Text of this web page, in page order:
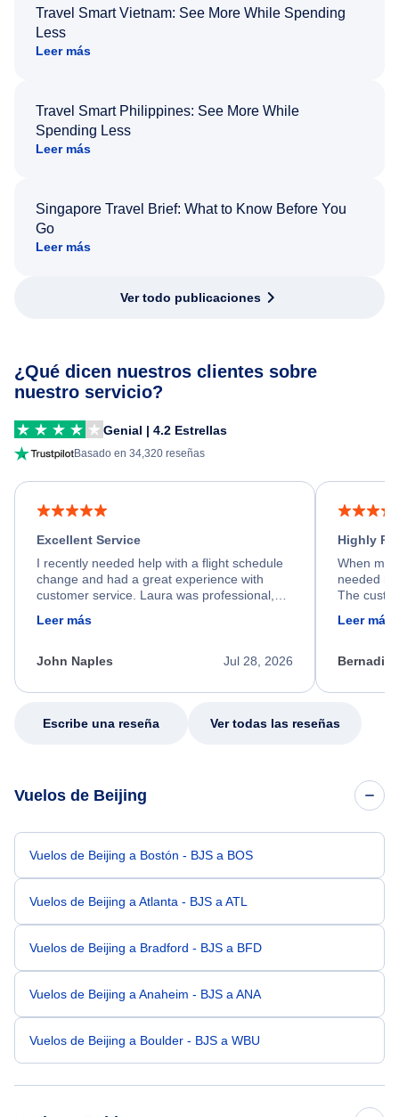
Travel Smart Vietnam: See More While Spending
Less
Leer más
Travel Smart Philippines: See More While
Spending Less
Leer más
Singapore Travel Brief: What to Know Before You
Go
Leer más
Ver todo publicaciones
¿Qué dicen nuestros clientes sobre
nuestro servicio?
Genial | 4.2 Estrellas
Basado en 34,320 reseñas
Excellent Service
I recently needed help with a flight schedule
change and had a great experience with
customer service. Laura was professional,
friendly, and very helpful throughout the
process. She quickly found a solution and
appreciate her excellent service.
Leer más
Jul 28, 2026
John Naples
Highly
When my
needed
The
calm,
my issue.
Leer más
Escribe una reseña Ver todas las reseñas
Vuelos de Beijing
Vuelos de Beijing a Bostón - BJS a BOS
Vuelos de Beijing a Atlanta - BJS a ATL
Vuelos de Beijing a Bradford - BJS a BFD
Vuelos de Beijing a Anaheim - BJS a ANA
Vuelos de Beijing a Boulder - BJS a WBU